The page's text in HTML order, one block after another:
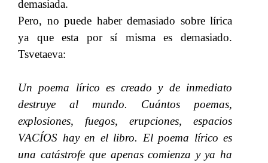
demasiada.
Pero, no puede haber demasiado sobre lírica
ya que esta por sí misma es demasiado.
Tsvetaeva:
Un poema lírico es creado y de inmediato
destruye al mundo. Cuántos poemas,
explosiones, fuegos, erupciones, espacios
VACÍOS hay en el libro. El poema lírico es
una catástrofe que apenas comienza y ya ha